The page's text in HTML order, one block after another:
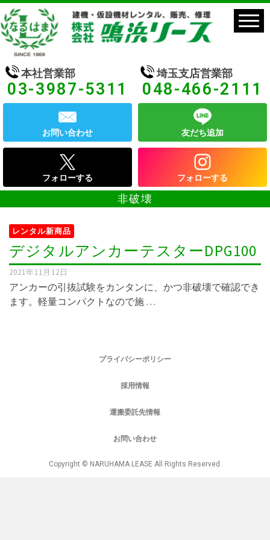
本社営業部
03-3987-5311
埼玉支店営業部
048-466-2111
お問い合わせ 友だち追加
フォローする フォローする
非破壊
レンタル新商品
デジタルアンカーテスターDPG100
2021年11月12日
アンカーの引抜試験をカンタンに、かつ非破壊で確認でき
ます。軽量コンパクトなので施 …
プライバシーポリシー
採用情報
運搬委託先情報
お問い合わせ
Copyright © NARUHAMA LEASE All Rights Reserved.